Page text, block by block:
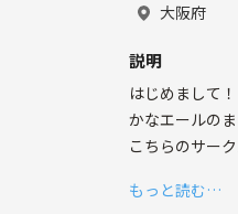
大阪府
説明
はじめまして！
かなエールのま
こちらのサー
かなエールと
もっと読む…